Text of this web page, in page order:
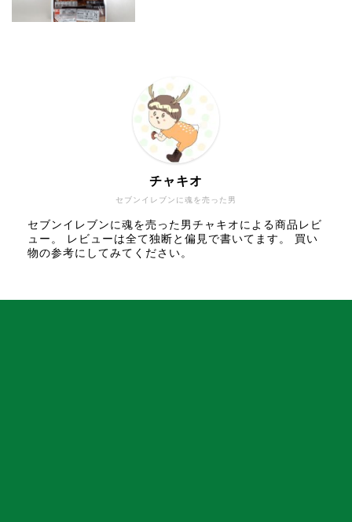
セブンイレブンに魂を売った男
チャキオ
セブンイレブンに魂を売った男チャキオによる商品レビ
ュー。 レビューは全て独断と偏見で書いてます。 買い
物の参考にしてみてください。